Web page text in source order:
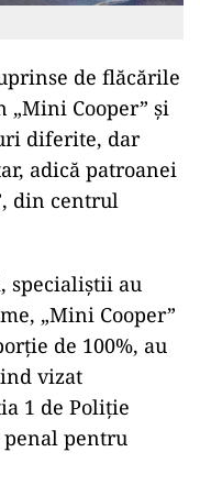
de flăcările
„Mini Cooper” și
diferite, dar
adică patroanei
din centrul
specialiștii au
„Mini Cooper”
de 100%, au
vizat
1 de Poliție
penal pentru